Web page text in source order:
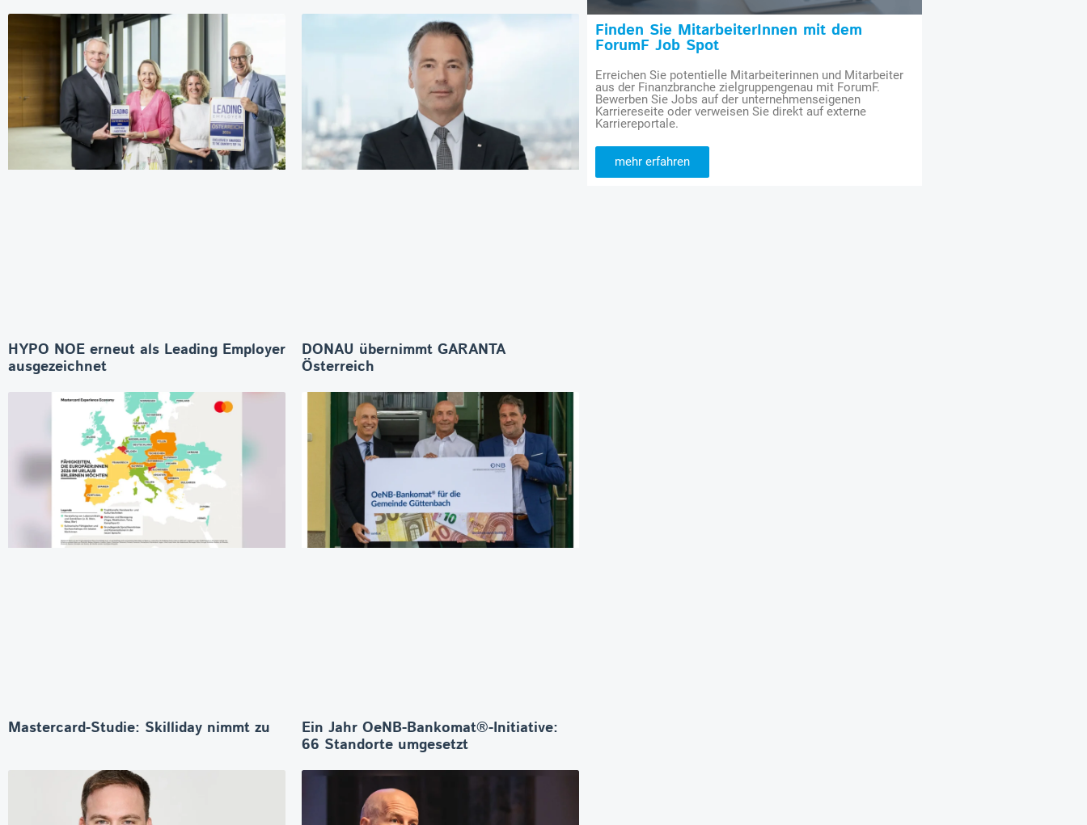
HYPO NOE erneut als Leading Employer
ausgezeichnet
DONAU übernimmt GARANTA
Österreich
Mastercard-Studie: Skilliday nimmt zu
Ein Jahr OeNB-Bankomat®-Initiative:
66 Standorte umgesetzt
Finden Sie MitarbeiterInnen mit dem
ForumF Job Spot
Erreichen Sie potentielle Mitarbeiterinnen und Mitarbeiter
aus der Finanzbranche zielgruppengenau mit ForumF.
Bewerben Sie Jobs auf der unternehmenseigenen
Karriereseite oder verweisen Sie direkt auf externe
Karriereportale.
mehr erfahren